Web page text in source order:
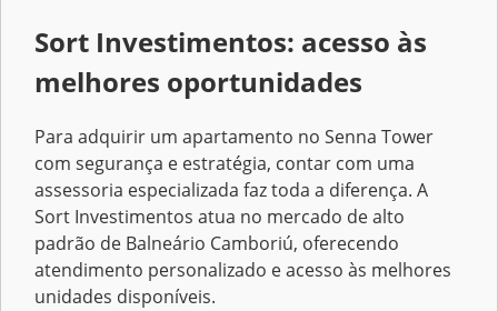
Sort Investimentos: acesso às
melhores oportunidades
Para adquirir um apartamento no Senna Tower
com segurança e estratégia, contar com uma
assessoria especializada faz toda a diferença. A
Sort Investimentos atua no mercado de alto
padrão de Balneário Camboriú, oferecendo
atendimento personalizado e acesso às melhores
unidades disponíveis.